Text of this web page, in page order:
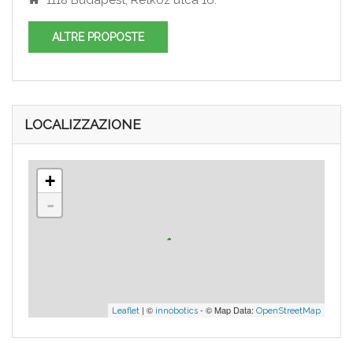
ALTRE PROPOSTE
LOCALIZZAZIONE
+
-
Leaflet | © innobotics - © Map Data: OpenStreetMap